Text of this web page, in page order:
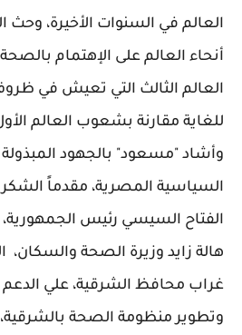
العالم في السنوات الأخيرة،
أنحاء العالم على الإهتمام
العالم الثالث التي تعيش في
للغاية مقارنة بشعوب العالم
وأشاد "مسعود" بالجهود المبذولة
السياسية المصرية، مقدماً الشكر
الفتاح السيسي رئيس الجمهورية،
هالة زايد وزيرة الصحة والسكان،
غراب محافظ الشرقية، علي الدعم
وتطوير منظومة الصحة